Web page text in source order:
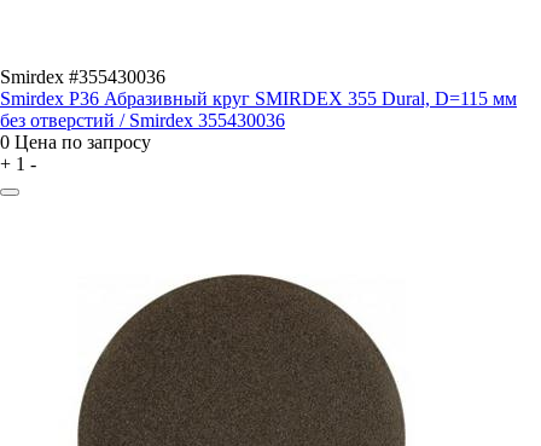
Smirdex #355430036
Smirdex P36 Абразивный круг SMIRDEX 355 Dural, D=115 мм
без отверстий / Smirdex 355430036
0 Цена по запросу
+ 1 -